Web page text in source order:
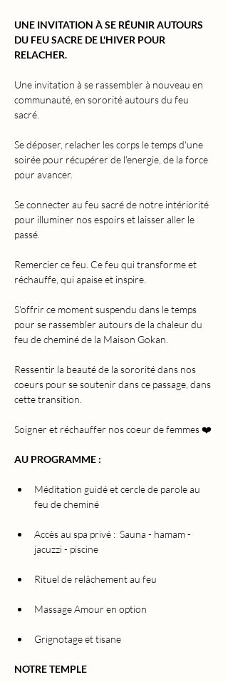
UNE INVITATION À SE RÉUNIR AUTOURS
DU FEU SACRE DE L'HIVER POUR
RELACHER.
Une invitation à se rassembler à nouveau en
communauté, en sororité autours du feu
sacré.
Se déposer, relacher les corps le temps d'une
soirée pour récupérer de l'energie, de la force
pour avancer.
Se connecter au feu sacré de notre intériorité
pour illuminer nos espoirs et laisser aller le
passé.
Remercier ce feu. Ce feu qui transforme et
réchauffe, qui apaise et inspire.
S'offrir ce moment suspendu dans le temps
pour se rassembler autours de la chaleur du
feu de cheminé de la Maison Gokan.
Ressentir la beauté de la sororité dans nos
coeurs pour se soutenir dans ce passage, dans
cette transition.
Soigner et réchauffer nos coeur de femmes ❤️
AU PROGRAMME :
Méditation guidé et cercle de parole au
feu de cheminé
Accès au spa privé :  Sauna - hamam -
jacuzzi - piscine
Rituel de relâchement au feu
Massage Amour en option
Grignotage et tisane
NOTRE TEMPLE